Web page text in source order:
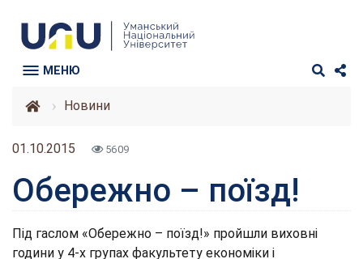
МЕНЮ
Новини
01.10.2015 5609
Обережно – поїзд!
Під гаслом «Обережно – поїзд!» пройшли виховні
години у 4-х групах факультету економіки і